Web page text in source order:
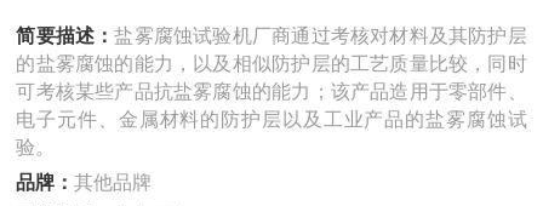
简要描述：盐雾腐蚀试验机厂商通过考核对材料及其防护层
的盐雾腐蚀的能力，以及相似防护层的工艺质量比较，同时
可考核某些产品抗盐雾腐蚀的能力；该产品造用于零部件、
电子元件、金属材料的防护层以及工业产品的盐雾腐蚀试
验。
品牌：其他品牌